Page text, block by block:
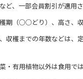
ど、一部会員割引が適用
期（○○どり）、高さ、収
収穫までの年数などは、
・有用植物以外は食用で